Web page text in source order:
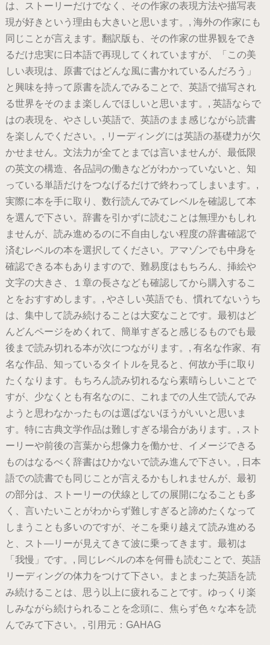
は、ストーリーだけでなく、その作家の表現方法や描写表
現が好きという理由も大きいと思います。, 海外の作家にも
同じことが言えます。翻訳版も、その作家の世界観をでき
るだけ忠実に日本語で再現してくれていますが、「この美
しい表現は、原書ではどんな風に書かれているんだろう」
と興味を持って原書を読んでみることで、英語で描写され
る世界をそのまま楽しんでほしいと思います。, 英語ならで
はの表現を、やさしい英語で、英語のまま感じながら読書
を楽しんでください。, リーディングには英語の基礎力が欠
かせません。文法力が全てとまでは言いませんが、最低限
の英文の構造、各品詞の働きなどがわかっていないと、知
っている単語だけをつなげるだけで終わってしまいます。,
実際に本を手に取り、数行読んでみてレベルを確認して本
を選んで下さい。辞書を引かずに読むことは無理かもしれ
ませんが、読み進めるのに不自由しない程度の辞書確認で
済むレベルの本を選択してください。アマゾンでも中身を
確認できる本もありますので、難易度はもちろん、挿絵や
文字の大きさ、１章の長さなども確認してから購入するこ
とをおすすめします。, やさしい英語でも、慣れてないうち
は、集中して読み続けることは大変なことです。最初はど
んどんページをめくれて、簡単すぎると感じるものでも最
後まで読み切れる本が次につながります。, 有名な作家、有
名な作品、知っているタイトルを見ると、何故か手に取り
たくなります。もちろん読み切れるなら素晴らしいことで
すが、少なくとも有名なのに、これまでの人生で読んでみ
ようと思わなかったものは選ばないほうがいいと思いま
す。特に古典文学作品は難しすぎる場合があります。, スト
ーリーや前後の言葉から想像力を働かせ、イメージできる
ものはなるべく辞書はひかないで読み進んで下さい。, 日本
語での読書でも同じことが言えるかもしれませんが、最初
の部分は、ストーリーの伏線としての展開になることも多
く、言いたいことがわからず難しすぎると諦めたくなって
しまうことも多いのですが、そこを乗り越えて読み進める
と、スト―リーが見えてきて波に乗ってきます。最初は
「我慢」です。, 同じレベルの本を何冊も読むことで、英語
リーディングの体力をつけて下さい。まとまった英語を読
み続けることは、思う以上に疲れることです。ゆっくり楽
しみながら続けられることを念頭に、焦らず色々な本を読
んでみて下さい。, 引用元：GAHAG